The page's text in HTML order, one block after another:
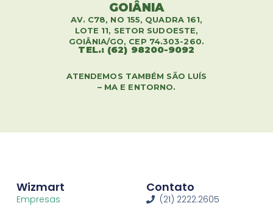
GOIÂNIA
AV. C78, NO 155, QUADRA 161,
LOTE 11, SETOR SUDOESTE,
GOIÂNIA/GO, CEP 74.303-260.
TEL.: (62) 98200-9092
ATENDEMOS TAMBÉM SÃO LUÍS
– MA E ENTORNO.
Wizmart
Empresas
Contato
(21) 2222.2605